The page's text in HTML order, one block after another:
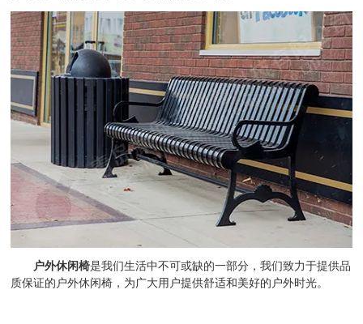
户外休闲椅是我们生活中不可或缺的一部分，我们致力于提供品
质保证的户外休闲椅，为广大用户提供舒适和美好的户外时光。